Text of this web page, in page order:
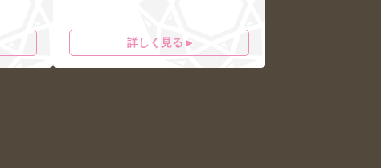
詳しく見る ▸